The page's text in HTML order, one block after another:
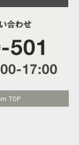
TOP